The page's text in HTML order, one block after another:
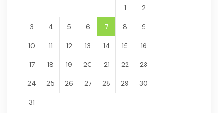
1 2
3 4 5 6 7 8 9
10 11 12 13 14 15 16
17 18 19 20 21 22 23
24 25 26 27 28 29 30
31